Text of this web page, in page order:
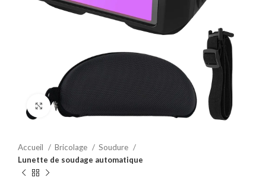
Click to enlarge
Accueil Bricolage
Soudure
Lunette de soudage automatique